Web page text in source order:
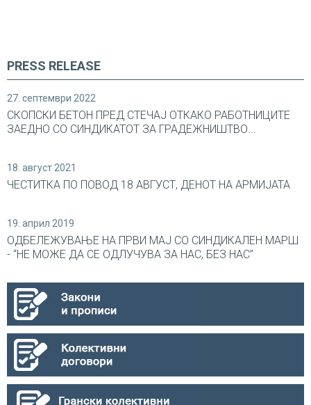
PRESS RELEASE
27. септември 2022
СКОПСКИ БЕТОН ПРЕД СТЕЧАЈ ОТКАКО РАБОТНИЦИТЕ
ЗАЕДНО СО СИНДИКАТОТ ЗА ГРАДЕЖНИШТВО...
18. август 2021
ЧЕСТИТКА ПО ПОВОД 18 АВГУСТ, ДЕНОТ НА АРМИЈАТА
19. април 2019
ОДБЕЛЕЖУВАЊЕ НА ПРВИ МАЈ СО СИНДИКАЛEН МАРШ
- “НЕ МОЖЕ ДА СЕ ОДЛУЧУВА ЗА НАС, БЕЗ НАС”